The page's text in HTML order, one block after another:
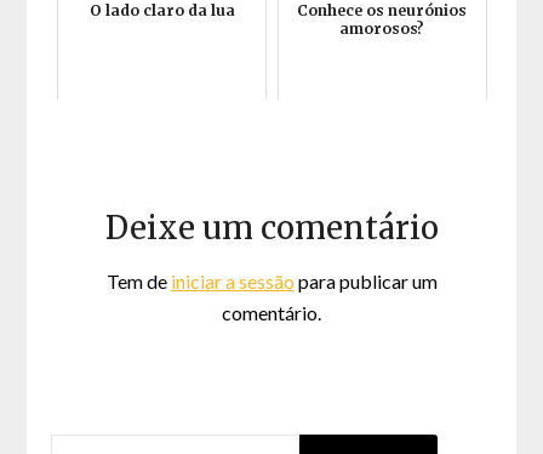
O lado claro da lua
Conhece os neurónios
amorosos?
Deixe um comentário
Tem de iniciar a sessão para publicar um
comentário.